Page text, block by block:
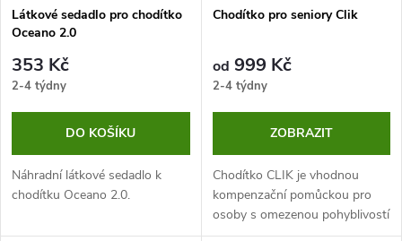
p
r
o
d
u
p
r
d
u
Látkové sedadlo pro chodítko
Oceano 2.0
353 Kč
2-4 týdny
DO KOŠÍKU
Náhradní látkové sedadlo k
chodítku Oceano 2.0.
Chodítko pro seniory Clik
od 999 Kč
2-4 týdny
ZOBRAZIT
Chodítko CLIK je vhodnou
kompenzační pomůckou pro
osoby s omezenou pohyblivostí
a seniory. Poskytuje bezpečnou